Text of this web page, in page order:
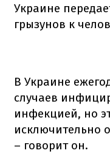
Украине
грызунов к
В Украине
случаев
инфекцией, но
исключительно
– говорит он.